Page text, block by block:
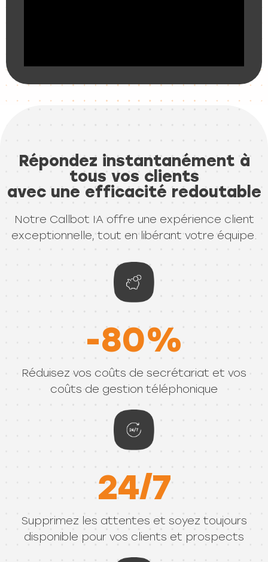
Répondez instantanément à
tous vos clients
avec une efficacité redoutable
Notre Callbot IA offre une expérience client
exceptionnelle, tout en libérant votre équipe.
-80%
Réduisez vos coûts de secrétariat et vos
coûts de gestion téléphonique
24/7
Supprimez les attentes et soyez toujours
disponible pour vos clients et prospects